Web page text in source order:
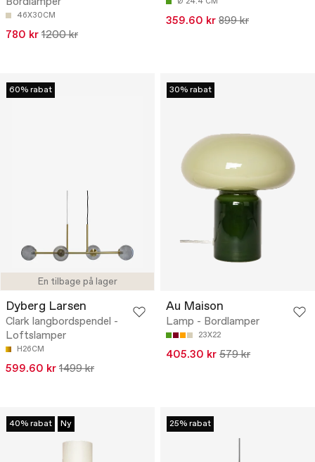
46X30CM
780 kr 1200 kr
359.60 kr 899 kr
En tilbage på lager
60% rabat
Dyberg Larsen
Clark langbordspendel -
Loftslamper
H26CM
599.60 kr 1499 kr
30% rabat
Au Maison
Lamp - Bordlamper
23X22
405.30 kr 579 kr
40% rabat Ny 25% rabat